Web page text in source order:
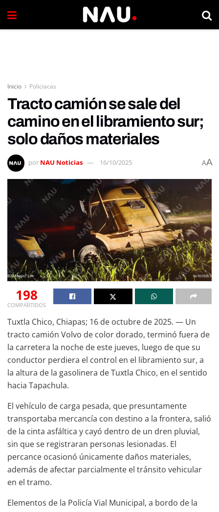
Inicio Policiacas
Tracto camión se sale del
camino en el libramiento sur;
solo daños materiales
por NAU Noticias 16/10/2025 AA
198
COMPARTIDOS
Tuxtla Chico, Chiapas; 16 de octubre de 2025. — Un
tracto camión Volvo de color dorado, terminó fuera de
la carretera la noche de este jueves, luego de que su
conductor perdiera el control en el libramiento sur, a
la altura de la gasolinera de Tuxtla Chico, en el sentido
hacia Tapachula.
El vehículo de carga pesada, que presuntamente
transportaba mercancía con destino a la frontera, salió
de la cinta asfáltica y cayó dentro de un dren pluvial,
sin que se registraran personas lesionadas. El
percance ocasionó únicamente daños materiales,
además de afectar parcialmente el tránsito vehicular
en el tramo.
Elementos de la Policía Vial Municipal, a bordo de la